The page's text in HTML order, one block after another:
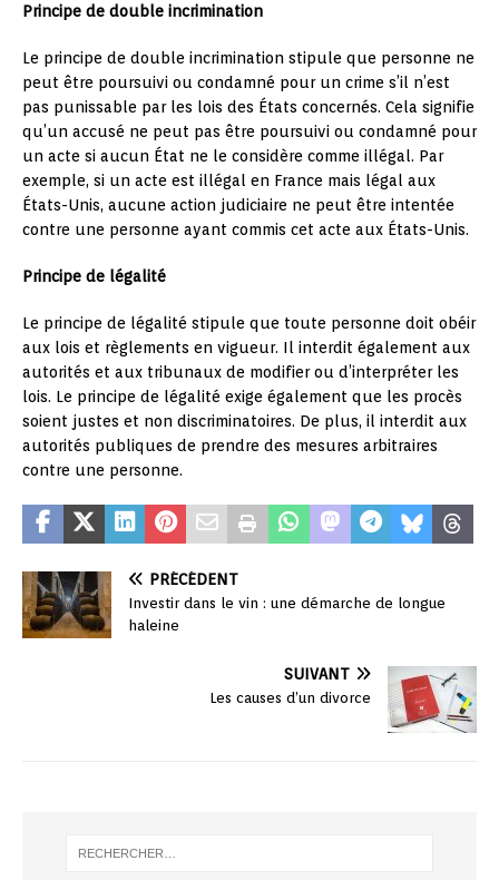
Principe de double incrimination
Le principe de double incrimination stipule que personne ne
peut être poursuivi ou condamné pour un crime s’il n’est
pas punissable par les lois des États concernés. Cela signifie
qu’un accusé ne peut pas être poursuivi ou condamné pour
un acte si aucun État ne le considère comme illégal. Par
exemple, si un acte est illégal en France mais légal aux
États-Unis, aucune action judiciaire ne peut être intentée
contre une personne ayant commis cet acte aux États-Unis.
Principe de légalité
Le principe de légalité stipule que toute personne doit obéir
aux lois et règlements en vigueur. Il interdit également aux
autorités et aux tribunaux de modifier ou d’interpréter les
lois. Le principe de légalité exige également que les procès
soient justes et non discriminatoires. De plus, il interdit aux
autorités publiques de prendre des mesures arbitraires
contre une personne.
PRÉCÉDENT
Investir dans le vin : une démarche de longue
haleine
SUIVANT
Les causes d’un divorce